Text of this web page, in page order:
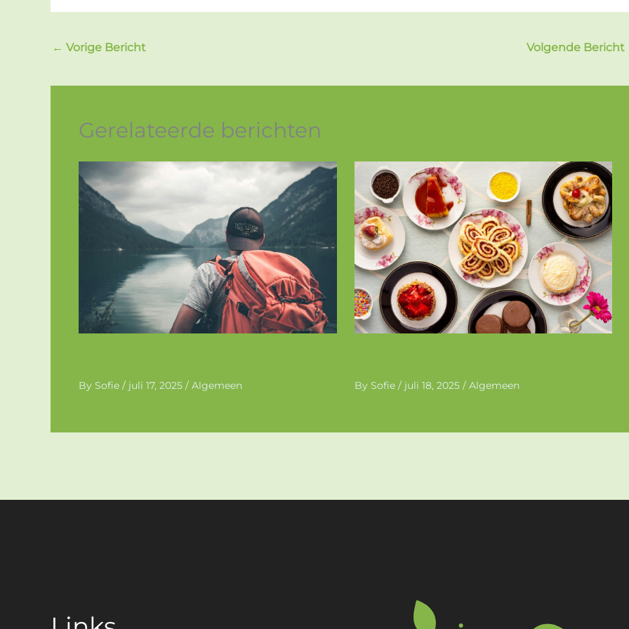
← Vorige Bericht Volgende Bericht
Gerelateerde berichten
By Sofie / juli 17, 2025 / Algemeen By Sofie / juli 18, 2025 / Algemeen